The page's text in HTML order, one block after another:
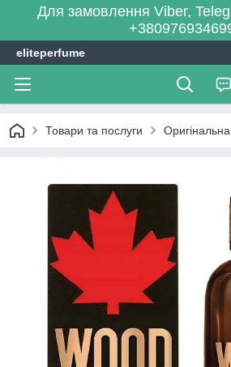
Для замовлення Viber,
eliteperfume
Товари та послуги